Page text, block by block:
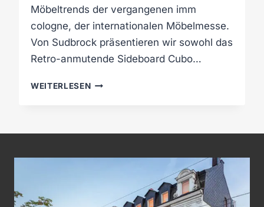
Möbeltrends der vergangenen imm
cologne, der internationalen Möbelmesse.
Von Sudbrock präsentieren wir sowohl das
Retro-anmutende Sideboard Cubo…
WEITERLESENN